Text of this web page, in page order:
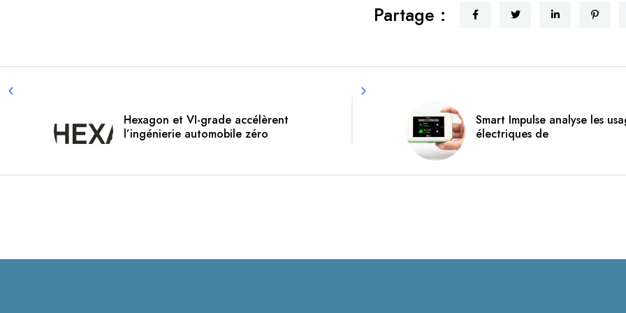
Partage :
Hexagon et VI-grade accélèrent
l’ingénierie automobile zéro
Smart Impulse analyse les
électriques de